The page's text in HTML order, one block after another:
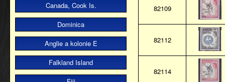
Canada, Cook Is.
Dominica
Anglie a kolonie E
Falkland Island
82109
82112
82114